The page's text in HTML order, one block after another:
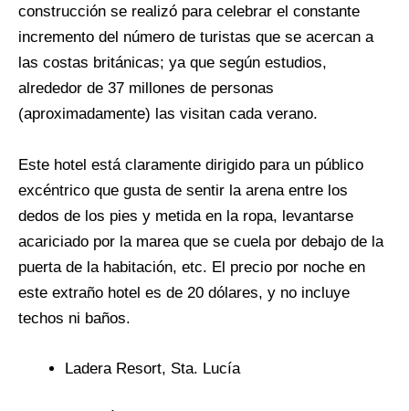
construcción se realizó para celebrar el constante
incremento del número de turistas que se acercan a
las costas británicas; ya que según estudios,
alrededor de 37 millones de personas
(aproximadamente) las visitan cada verano.
Este hotel está claramente dirigido para un público
excéntrico que gusta de sentir la arena entre los
dedos de los pies y metida en la ropa, levantarse
acariciado por la marea que se cuela por debajo de la
puerta de la habitación, etc. El precio por noche en
este extraño hotel es de 20 dólares, y no incluye
techos ni baños.
Ladera Resort, Sta. Lucía